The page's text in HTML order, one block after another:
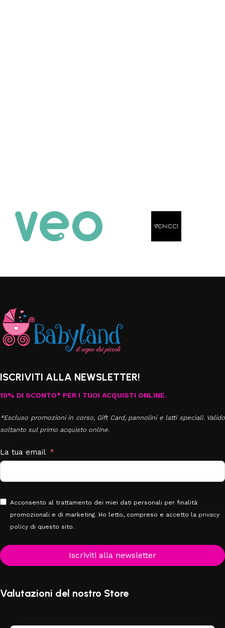
ISCRIVITI ALLA NEWSLETTER!
10% DI SCONTO* PER I TUOI ACQUISTI ONLINE.
*Escluso promozioni in corso, Gift Card, pannolini e latti speciali. Valido
soltanto sul primo acquisto online.
La tua email
Acconsento al trattamento dei miei dati personali per finalità
promozionali e di marketing. Ho letto, compreso e accetto la privacy
policy di questo sito.
Iscriviti alla newsletter
Valutazioni del nostro Store